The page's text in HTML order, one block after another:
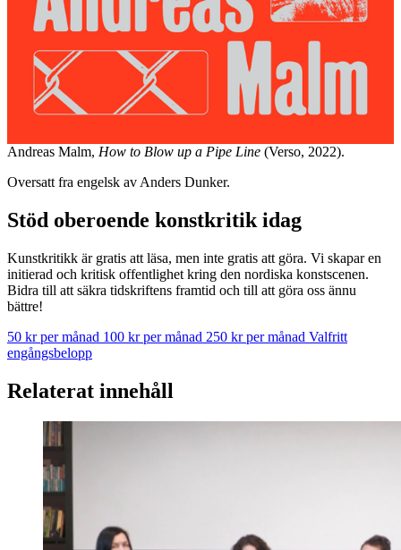
Andreas Malm, How to Blow up a Pipe Line (Verso, 2022).
Oversatt fra engelsk av Anders Dunker.
Stöd oberoende konstkritik idag
Kunstkritikk är gratis att läsa, men inte gratis att göra. Vi skapar en
initierad och kritisk offentlighet kring den nordiska konstscenen.
Bidra till att säkra tidskriftens framtid och till att göra oss ännu
bättre!
50 kr per månad 100 kr per månad 250 kr per månad Valfritt
engångsbelopp
Relaterat innehåll